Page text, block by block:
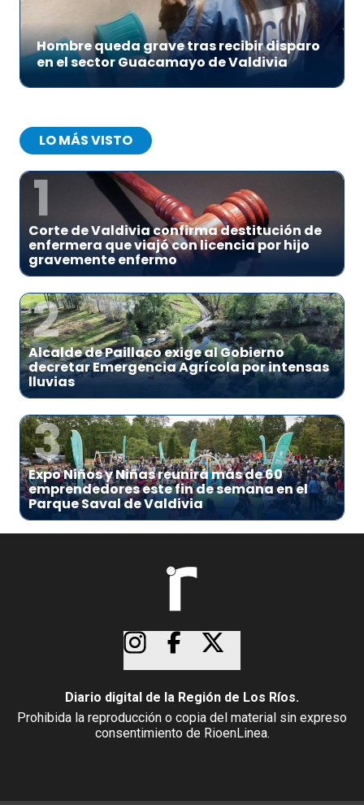
Hombre queda grave tras recibir disparo
en el sector Guacamayo de Valdivia
LO MÁS VISTO
1
Corte de Valdivia confirma destitución de
enfermera que viajó con licencia por hijo
gravemente enfermo
2
Alcalde de Paillaco exige al Gobierno
decretar Emergencia Agrícola por intensas
lluvias
3
Expo Niños y Niñas reunirá más de 60
emprendedores este fin de semana en el
Parque Saval de Valdivia
Diario digital de la Región de Los Ríos.
Prohibida la reproducción o copia del material sin expreso
consentimiento de RioenLinea.